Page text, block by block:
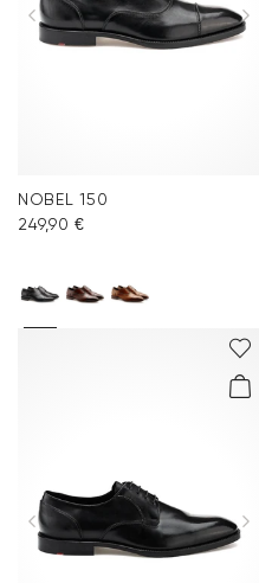
Aksesuāri
Kopšana un piederumi
NOBEL 150
249,90 €